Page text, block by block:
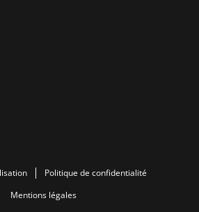
Politique de confidentialité
Mentions légales